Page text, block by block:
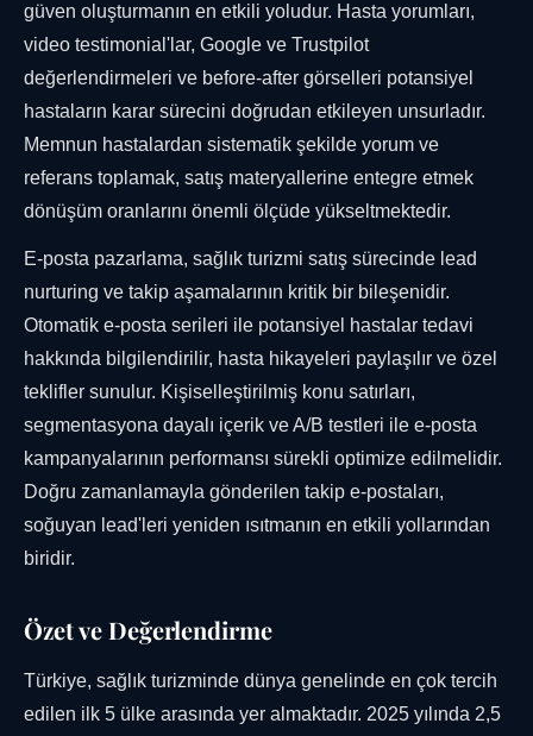
güven oluşturmanın en etkili yoludur. Hasta yorumları,
video testimonial'lar, Google ve Trustpilot
değerlendirmeleri ve before-after görselleri potansiyel
hastaların karar sürecini doğrudan etkileyen unsurladır.
Memnun hastalardan sistematik şekilde yorum ve
referans toplamak, satış materyallerine entegre etmek
dönüşüm oranlarını önemli ölçüde yükseltmektedir.
E-posta pazarlama, sağlık turizmi satış sürecinde lead
nurturing ve takip aşamalarının kritik bir bileşenidir.
Otomatik e-posta serileri ile potansiyel hastalar tedavi
hakkında bilgilendirilir, hasta hikayeleri paylaşılır ve özel
teklifler sunulur. Kişiselleştirilmiş konu satırları,
segmentasyona dayalı içerik ve A/B testleri ile e-posta
kampanyalarının performansı sürekli optimize edilmelidir.
Doğru zamanlamayla gönderilen takip e-postaları,
soğuyan lead'leri yeniden ısıtmanın en etkili yollarından
biridir.
Özet ve Değerlendirme
Türkiye, sağlık turizminde dünya genelinde en çok tercih
edilen ilk 5 ülke arasında yer almaktadır. 2025 yılında 2,5